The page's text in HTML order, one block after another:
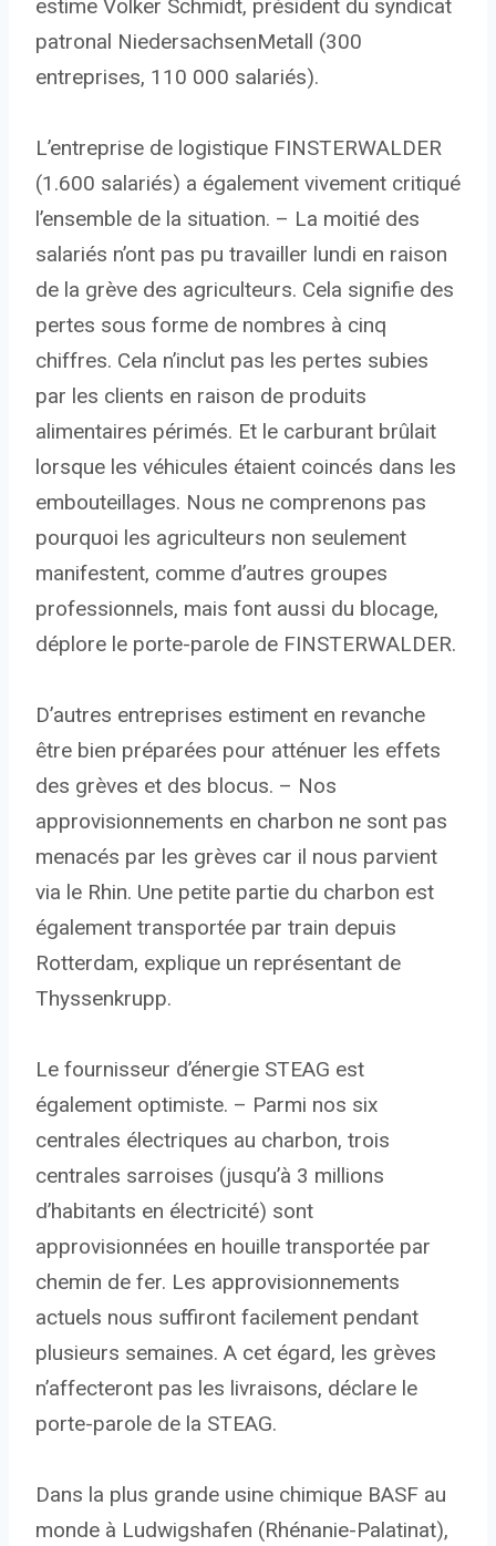
estime Volker Schmidt, président du syndicat
patronal NiedersachsenMetall (300
entreprises, 110 000 salariés).
L’entreprise de logistique FINSTERWALDER
(1.600 salariés) a également vivement critiqué
l’ensemble de la situation. – La moitié des
salariés n’ont pas pu travailler lundi en raison
de la grève des agriculteurs. Cela signifie des
pertes sous forme de nombres à cinq
chiffres. Cela n’inclut pas les pertes subies
par les clients en raison de produits
alimentaires périmés. Et le carburant brûlait
lorsque les véhicules étaient coincés dans les
embouteillages. Nous ne comprenons pas
pourquoi les agriculteurs non seulement
manifestent, comme d’autres groupes
professionnels, mais font aussi du blocage,
déplore le porte-parole de FINSTERWALDER.
D’autres entreprises estiment en revanche
être bien préparées pour atténuer les effets
des grèves et des blocus. – Nos
approvisionnements en charbon ne sont pas
menacés par les grèves car il nous parvient
via le Rhin. Une petite partie du charbon est
également transportée par train depuis
Rotterdam, explique un représentant de
Thyssenkrupp.
Le fournisseur d’énergie STEAG est
également optimiste. – Parmi nos six
centrales électriques au charbon, trois
centrales sarroises (jusqu’à 3 millions
d’habitants en électricité) sont
approvisionnées en houille transportée par
chemin de fer. Les approvisionnements
actuels nous suffiront facilement pendant
plusieurs semaines. A cet égard, les grèves
n’affecteront pas les livraisons, déclare le
porte-parole de la STEAG.
Dans la plus grande usine chimique BASF au
monde à Ludwigshafen (Rhénanie-Palatinat),